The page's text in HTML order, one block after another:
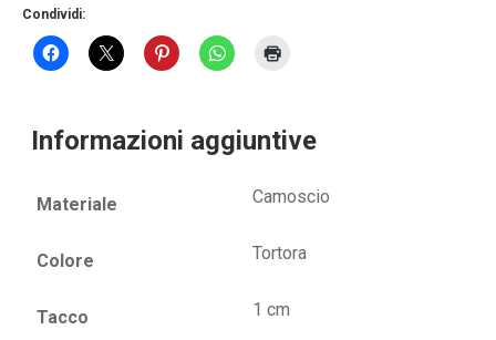
Condividi:
Informazioni aggiuntive
Materiale Camoscio
Colore Tortora
Tacco 1 cm